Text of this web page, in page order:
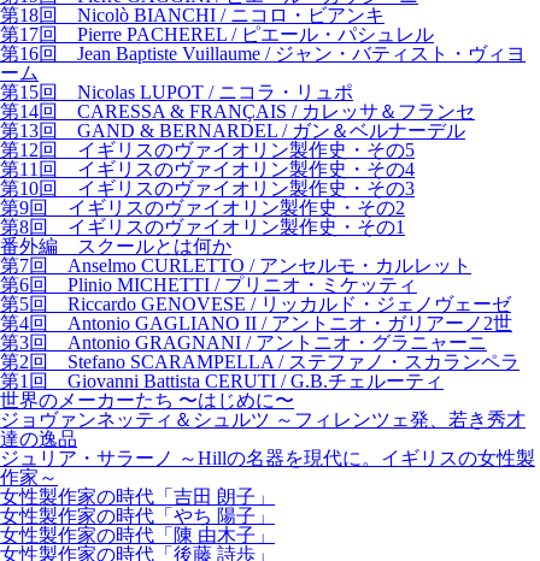
第18回 Nicolò BIANCHI / ニコロ・ビアンキ
第17回 Pierre PACHEREL / ピエール・パシュレル
第16回 Jean Baptiste Vuillaume / ジャン・バティスト・ヴィヨ
ーム
第15回 Nicolas LUPOT / ニコラ・リュポ
第14回 CARESSA & FRANÇAIS / カレッサ＆フランセ
第13回 GAND & BERNARDEL / ガン＆ベルナーデル
第12回 イギリスのヴァイオリン製作史・その5
第11回 イギリスのヴァイオリン製作史・その4
第10回 イギリスのヴァイオリン製作史・その3
第9回 イギリスのヴァイオリン製作史・その2
第8回 イギリスのヴァイオリン製作史・その1
番外編 スクールとは何か
第7回 Anselmo CURLETTO / アンセルモ・カルレット
第6回 Plinio MICHETTI / プリニオ・ミケッティ
第5回 Riccardo GENOVESE / リッカルド・ジェノヴェーゼ
第4回 Antonio GAGLIANO II / アントニオ・ガリアーノ2世
第3回 Antonio GRAGNANI / アントニオ・グラニャーニ
第2回 Stefano SCARAMPELLA / ステファノ・スカランペラ
第1回 Giovanni Battista CERUTI / G.B.チェルーティ
世界のメーカーたち 〜はじめに〜
ジョヴァンネッティ＆シュルツ ～フィレンツェ発、若き秀才
達の逸品
ジュリア・サラーノ ～Hillの名器を現代に。イギリスの女性製
作家～
女性製作家の時代「吉田 朗子」
女性製作家の時代「やち 陽子」
女性製作家の時代「陳 由木子」
女性製作家の時代「後藤 詩歩」